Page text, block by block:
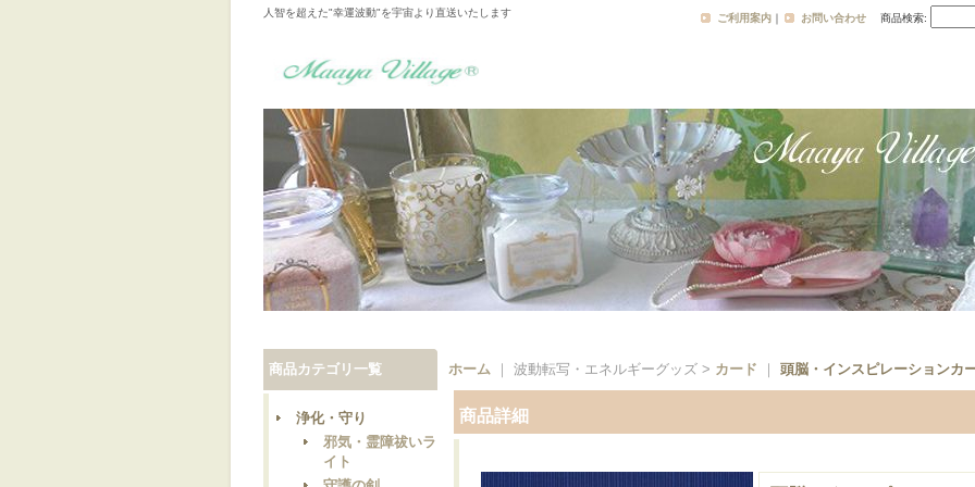
人智を超えた"幸運波動"を宇宙より直送いたします ご利用案内 ｜ お問い合わせ 商品検索:
商品カテゴリ一覧
浄化・守り
邪気・霊障祓いラ
イト
ホーム ｜ 波動転写・エネルギーグッズ > カード 頭脳・インスピレーションカ
商品詳細